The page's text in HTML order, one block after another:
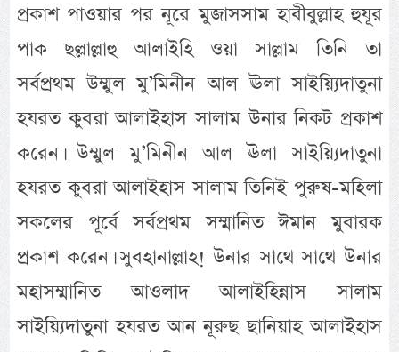
প্রকাশ পাওয়ার পর নূরে মুজাসসাম হাবীবুল্লাহ হুযূর
পাক ছল্লাল্লাহু আলাইহি ওয়া সাল্লাম তিনি তা
সর্বপ্রথম উম্মুল মু’মিনীন আল ঊলা সাইয়্যিদাতুনা
হযরত কুবরা আলাইহাস সালাম উনার নিকট প্রকাশ
করেন। উম্মুল মু’মিনীন আল ঊলা সাইয়্যিদাতুনা
হযরত কুবরা আলাইহাস সালাম তিনিই পুরুষ-মহিলা
সকলের পূর্বে সর্বপ্রথম সম্মানিত ঈমান মুবারক
প্রকাশ করেন। সুবহানাল্লাহ! উনার সাথে সাথে উনার
মহাসম্মানিত আওলাদ আলাইহিন্নাস সালাম
সাইয়্যিদাতুনা হযরত আন নূরুছ ছানিয়াহ আলাইহাস